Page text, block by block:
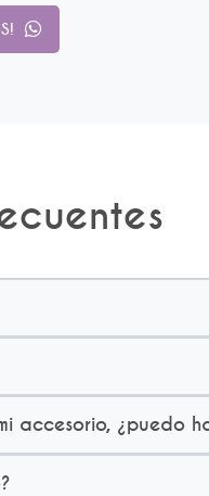
accesorio, ¿puedo